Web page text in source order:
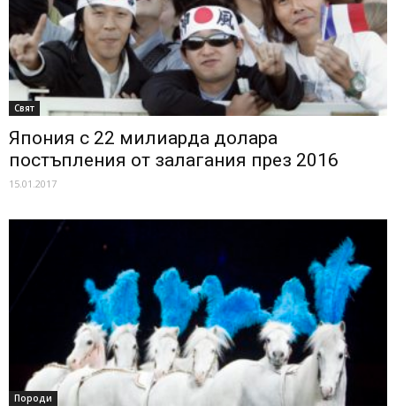
Свят
Япония с 22 милиарда долара
постъпления от залагания през 2016
15.01.2017
Породи